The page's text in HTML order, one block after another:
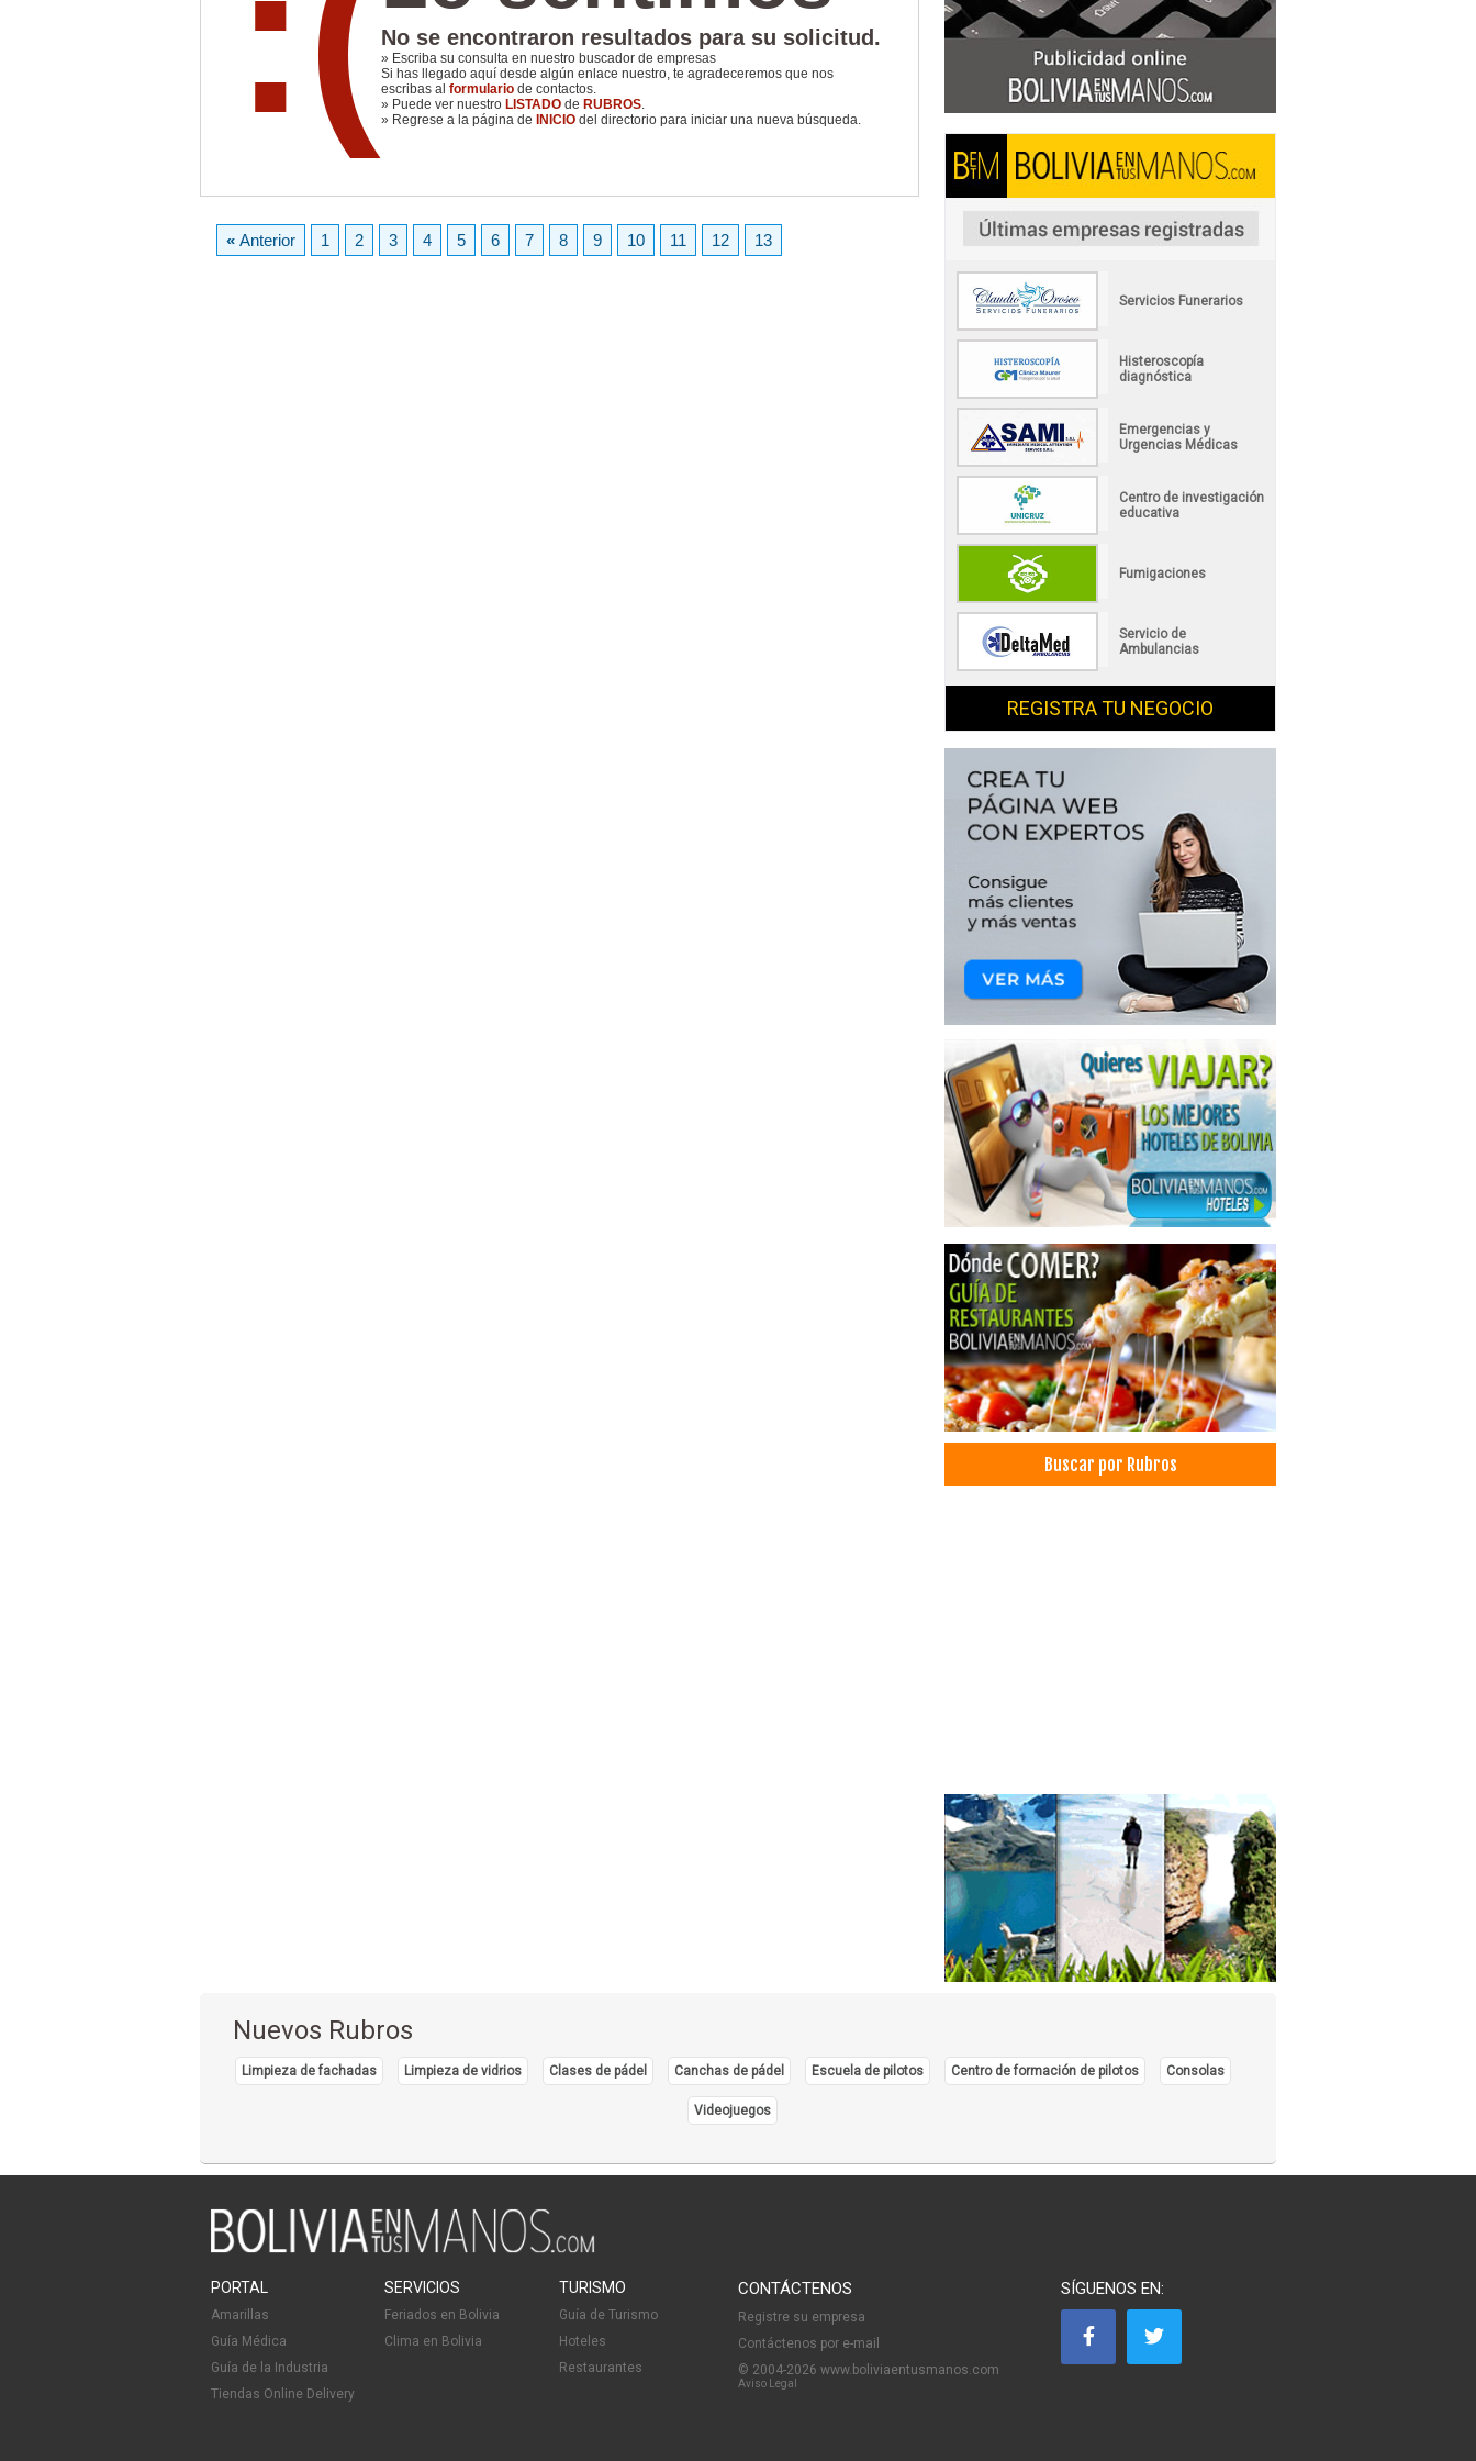
No se encontraron resultados para su solicitud.
» Escriba su consulta en nuestro buscador de empresas
Si has llegado aquí desde algún enlace nuestro, te agradeceremos que nos
escribas al formulario de contactos.
» Puede ver nuestro LISTADO de RUBROS.
» Regrese a la página de
INICIO del directorio para iniciar una nueva búsqueda.
« Anterior 1 2 3 4 5 6 7 8 9 10 11 12 13
Servicios Funerarios
Histeroscopía
diagnóstica
Emergencias y
Urgencias Médicas
Centro de investigación
educativa
Fumigaciones
Servicio de
Ambulancias
REGISTRA TU NEGOCIO
Buscar por Rubros
Nuevos Rubros
Limpieza de fachadas Limpieza de vidrios Clases de pádel Canchas de pádel Escuela de pilotos Centro de formación de pilotos Consolas
Videojuegos
PORTAL
Amarillas
Guía Médica
Guía de la Industria
Tiendas Online Delivery
SERVICIOS
Feriados en Bolivia
Clima en Bolivia
TURISMO
Guía de Turismo
Hoteles
Restaurantes
CONTÁCTENOS
Registre su empresa
Contáctenos por e-mail
© 2004-2026 www.boliviaentusmanos.com
Aviso Legal
SÍGUENOS EN: